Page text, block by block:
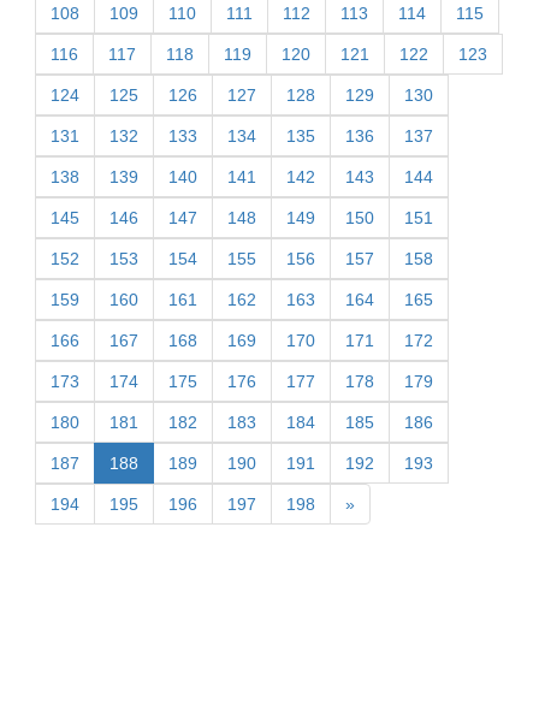
108 109 110 111 112 113 114 115
116 117 118 119 120 121 122 123
124 125 126 127 128 129 130
131 132 133 134 135 136 137
138 139 140 141 142 143 144
145 146 147 148 149 150 151
152 153 154 155 156 157 158
159 160 161 162 163 164 165
166 167 168 169 170 171 172
173 174 175 176 177 178 179
180 181 182 183 184 185 186
187 188 189 190 191 192 193
194 195 196 197 198 »